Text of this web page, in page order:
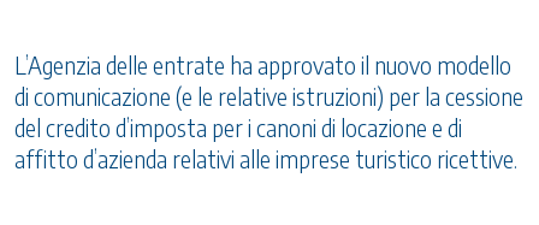
L’Agenzia delle entrate ha approvato il nuovo modello
di comunicazione (e le relative istruzioni) per la cessione
del credito d’imposta per i canoni di locazione e di
affitto d’azienda relativi alle imprese turistico ricettive.